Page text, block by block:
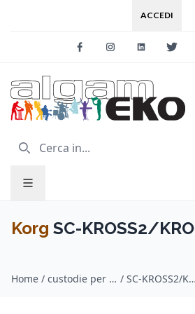
ACCEDI
FacebookInstagram
Korg SC-KROSS2/
Home / custodie per tastiera / Korg / SC-KROSS2/KROME-88